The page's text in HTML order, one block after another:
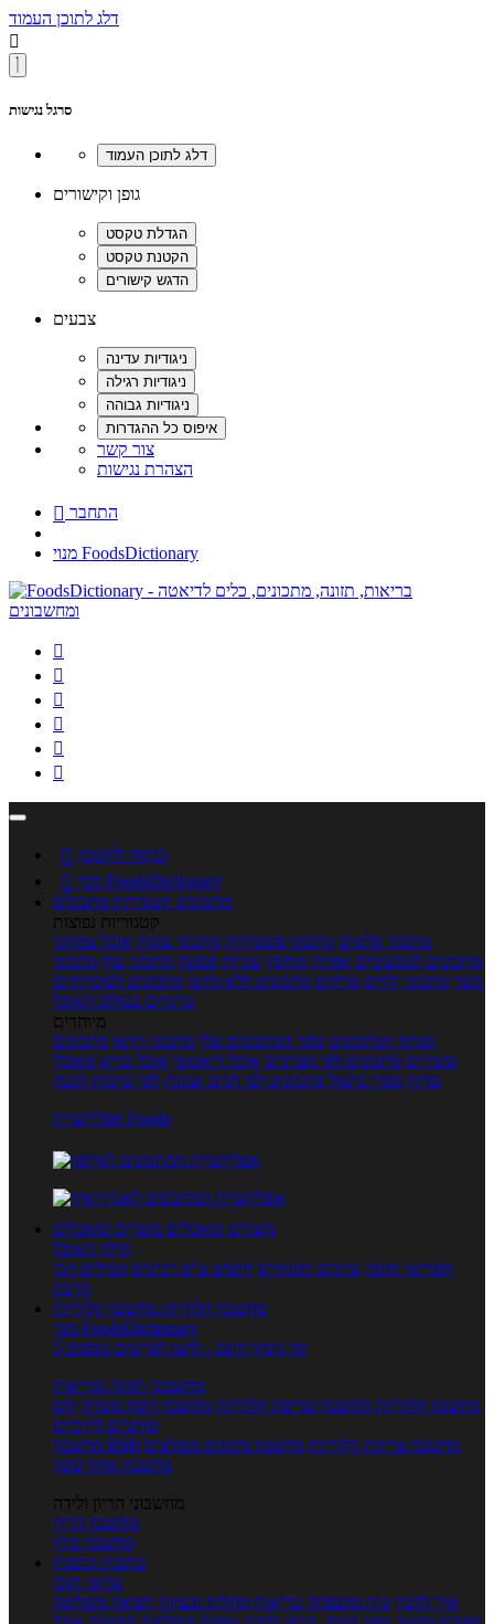
דלג לתוכן העמוד

סרגל נגישות
גופן וקישורים
צבעים
צור קשר
הצהרת נגישות
 התחבר
מנוי FoodsDictionary






 כניסה לחשבון

מנוי FoodsDictionary
מתכונים קטגוריות מתכונים
קטגוריות נפוצות
מתכוני סלטים מתכוני פשטידות מתכוני עוגות אוכל צמחוני
מתכונים לטבעוניים אפייה מוקפץ עוגיות פסטה מתכוני עוף מתכוני
בשר מתכוני ילדים מרקים מתכונים ללא גלוטן מתכונים לסוכרתיים
טרנדים בעולם האוכל
מיוחדים
מנתח המתכונים ספר המתכונים שלי מתכוני וידאו מתכונים
עשירים מתכונים לפי מצרכים אוכל דיאטטי אוכל בריא מאכלי
עדות ספרי בישול מתכונים לפי חגים ועונות לפי שיטות הכנה
אפליקציית Foods
מוצרים ומאכלים מוצרים ומאכלים
מילון האוכל
תפריטי תזונה ערכים תזונתיים חיפוש ע"פ רכיבים מכילים הכי
הרבה
מחשבון קלוריות מחשבון קלוריות
מנוי FoodsDictionary
5 ימי ניסיון חינם - לחצו לפרטים נוספים
מחשבוני תזונה ובריאות
מחשבון קלוריות מחשבון שריפת קלוריות מחשבון דופק מטרה יחס
מותניים לירכיים
מחשבון BMI
מחשבון צריכת קלוריות מחשבון מינונים מומלצים
מחשבון אחוז שומן
מחשבוני הריון ולידה
מחשבון הריון
מחשבון ביוץ
כתבות כתבות
ערוצי תוכן
איך להכין בית ומשפחה בריאות מחלות ובעיות רפואה משלימה